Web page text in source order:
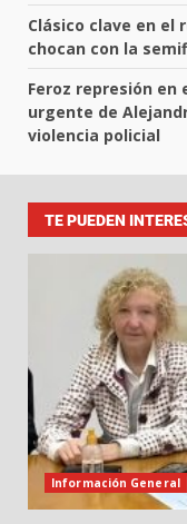
Clásico clave en el
chocan con la
Feroz represión en
urgente de
violencia policial
TE PUEDEN
Información General